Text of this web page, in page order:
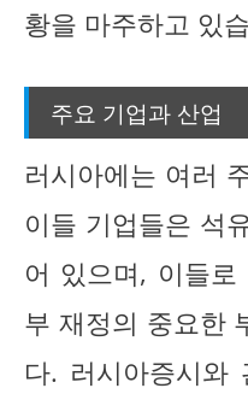
황을 마주하고 있
주요 기업과 산업
러시아에는 여러
이들 기업들은 석
어 있으며, 이들
부 재정의 중요한
다. 러시아증시와